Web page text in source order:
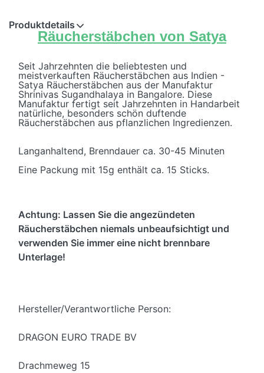
Produktdetails
Räucherstäbchen von Satya
Seit Jahrzehnten die beliebtesten und
meistverkauften Räucherstäbchen aus Indien -
Satya Räucherstäbchen aus der Manufaktur
Shrinivas Sugandhalaya in Bangalore. Diese
Manufaktur fertigt seit Jahrzehnten in Handarbeit
natürliche, besonders schön duftende
Räucherstäbchen aus pflanzlichen Ingredienzen.
Langanhaltend, Brenndauer ca. 30-45 Minuten
Eine Packung mit 15g enthält ca. 15 Sticks.
Achtung: Lassen Sie die angezündeten
Räucherstäbchen niemals unbeaufsichtigt und
verwenden Sie immer eine nicht brennbare
Unterlage!
Hersteller/Verantwortliche Person:
DRAGON EURO TRADE BV
Drachmeweg 15